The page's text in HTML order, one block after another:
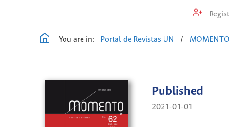
You are in: Portal de Revistas UN / MOMENTO
Published
2021-01-01